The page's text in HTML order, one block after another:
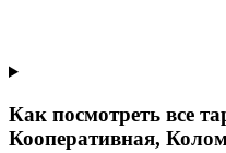
Как посмотреть все
Кооперативная,